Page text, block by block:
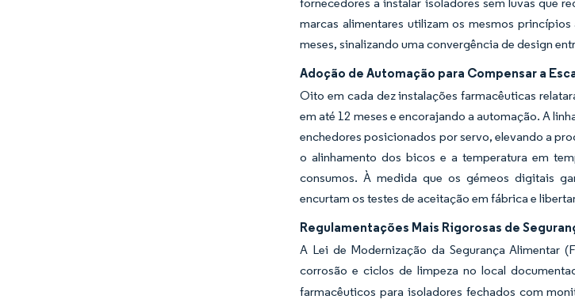
marcas alimentares utilizam os mesmos
meses, sinalizando uma convergência de design
Adoção de Automação para Compensar a
Oito em cada dez instalações farmacêuticas
em até 12 meses e encorajando a automação. A
enchedores posicionados por servo, elevando a
o alinhamento dos bicos e a temperatura em
consumos. À medida que os gémeos digitais
encurtam os testes de aceitação em fábrica e
Regulamentações Mais Rigorosas de
A Lei de Modernização da Segurança Alimentar
corrosão e ciclos de limpeza no local
farmacêuticos para isoladores fechados com